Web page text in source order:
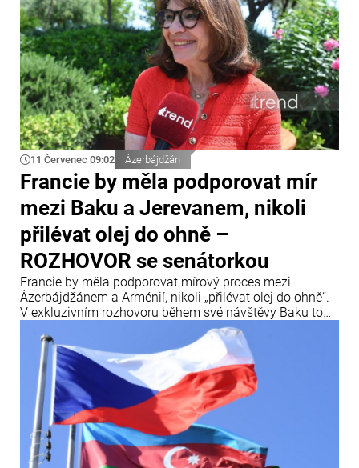
11 Červenec 09:02 Ázerbájdžán
Francie by měla podporovat mír
mezi Baku a Jerevanem, nikoli
přilévat olej do ohně –
ROZHOVOR se senátorkou
Francie by měla podporovat mírový proces mezi
Ázerbájdžánem a Arménií, nikoli „přilévat olej do ohně“.
V exkluzivním rozhovoru během své návštěvy Baku to
uvedla francouzská senátorka a členka Mezinárodního
centra Nizami Ganjavi Nathalie Gouletová.